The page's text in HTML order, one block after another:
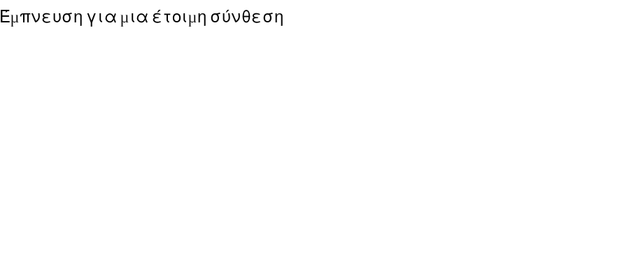
Έμπνευση για μια έτοιμη σύνθεση